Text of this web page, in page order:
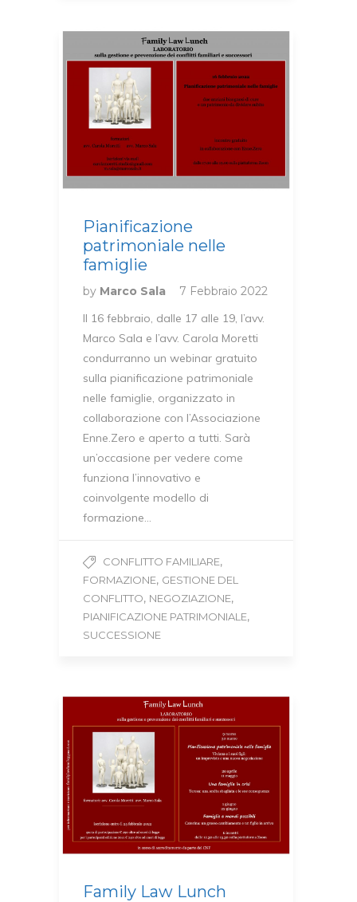
Pianificazione
patrimoniale nelle
famiglie
by Marco Sala
7 Febbraio 2022
Il 16 febbraio, dalle 17 alle 19, l’avv.
Marco Sala e l’avv. Carola Moretti
condurranno un webinar gratuito
sulla pianificazione patrimoniale
nelle famiglie, organizzato in
collaborazione con l’Associazione
Enne.Zero e aperto a tutti. Sarà
un’occasione per vedere come
funziona l’innovativo e
coinvolgente modello di
formazione…
CONFLITTO FAMILIARE,
FORMAZIONE, GESTIONE DEL
CONFLITTO, NEGOZIAZIONE,
PIANIFICAZIONE PATRIMONIALE,
SUCCESSIONE
Family Law Lunch